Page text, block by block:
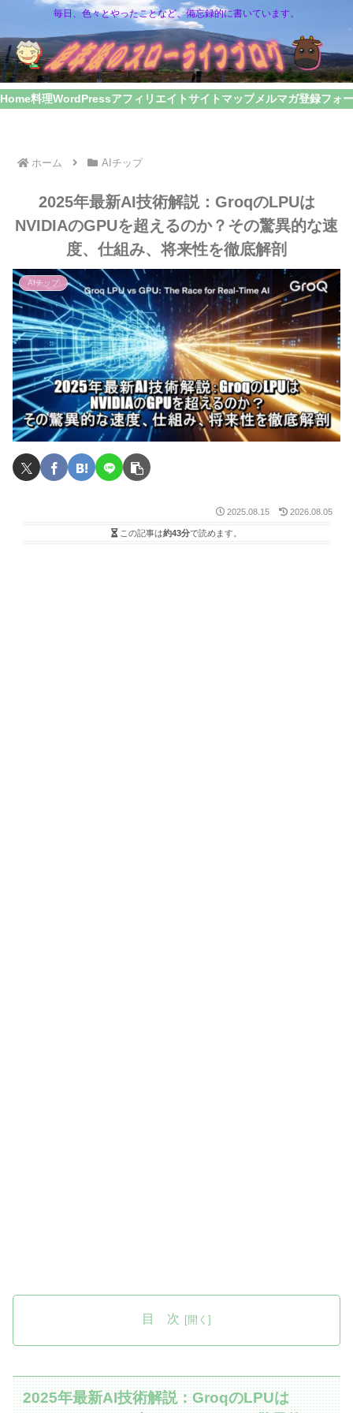
毎日、色々とやったことなど、備忘録的に書いています。
Home料理WordPressアフィリエイトサイトマップメルマガ登録フォ
ホーム AIチップ
2025年最新AI技術解説：GroqのLPUは
NVIDIAのGPUを超えるのか？その驚異的な速
度、仕組み、将来性を徹底解剖
AIチップ
2025.08.15 2026.08.05
この記事は約43分で読めます。
目 次
2025年最新AI技術解説：GroqのLPUは